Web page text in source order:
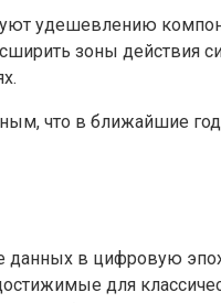
удешевлению
зоны действия
что в ближайшие
в цифровую
для